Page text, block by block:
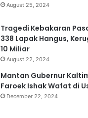
August 25, 2024
Tragedi Kebakaran
338 Lapak Hangus,
10 Miliar
August 22, 2024
Mantan Gubernur
Faroek Ishak Wafat di
December 22, 2024